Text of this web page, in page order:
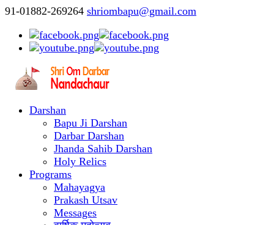
91-01882-269264 shriombapu@gmail.com
Darshan
Bapu Ji Darshan
Darbar Darshan
Jhanda Sahib Darshan
Holy Relics
Programs
Mahayagya
Prakash Utsav
Messages